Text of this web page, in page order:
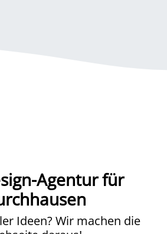
Agentur für
Ideen? Wir machen die